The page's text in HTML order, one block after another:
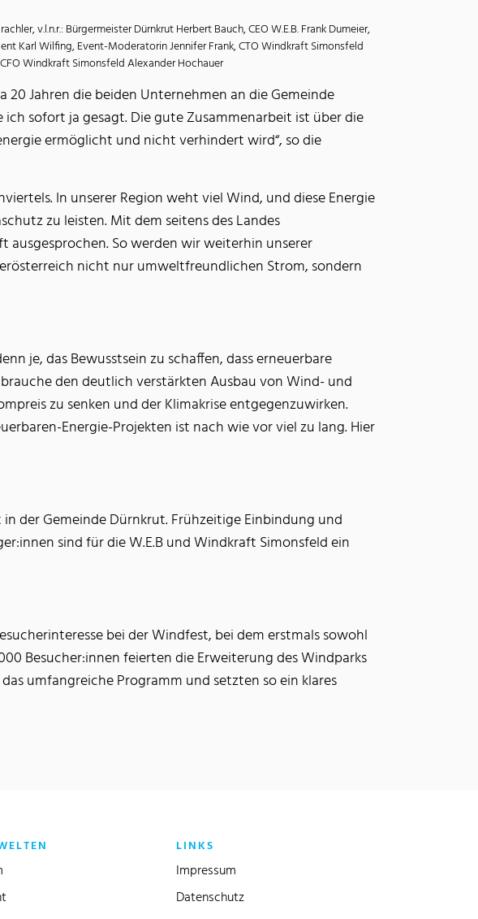
v.l.n.r.: Bürgermeister Dürnkrut Herbert Bauch, CEO W.E.B. Frank Dumeier,
Karl Wilfing, Event-Moderatorin Jennifer Frank, CTO Windkraft Simonsfeld
Windkraft Simonsfeld Alexander Hochauer
20 Jahren die beiden Unternehmen an die Gemeinde
sofort ja gesagt. Die gute Zusammenarbeit ist über die
ermöglicht und nicht verhindert wird“, so die
In unserer Region weht viel Wind, und diese Energie
zu leisten. Mit dem seitens des Landes
So werden wir weiterhin unserer
nicht nur umweltfreundlichen Strom, sondern
je, das Bewusstsein zu schaffen, dass erneuerbare
brauche den deutlich verstärkten Ausbau von Wind- und
zu senken und der Klimakrise entgegenzuwirken.
Energie-Projekten ist nach wie vor viel zu lang. Hier
der Gemeinde Dürnkrut. Frühzeitige Einbindung und
sind für die W.E.B und Windkraft Simonsfeld ein
bei der Windfest, bei dem erstmals sowohl
Besucher:innen feierten die Erweiterung des Windparks
umfangreiche Programm und setzten so ein klares
LINKS
Impressum
Datenschutz